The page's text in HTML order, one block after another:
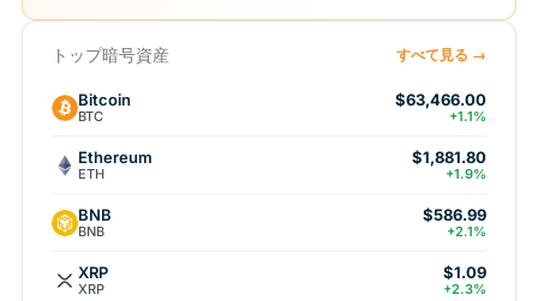
トップ暗号資産 すべて見る →
Bitcoin
BTC
$63,466.00
+1.1%
Ethereum
ETH
$1,881.80
+1.9%
BNB
BNB
$586.99
+2.1%
XRP
XRP
$1.09
+2.3%